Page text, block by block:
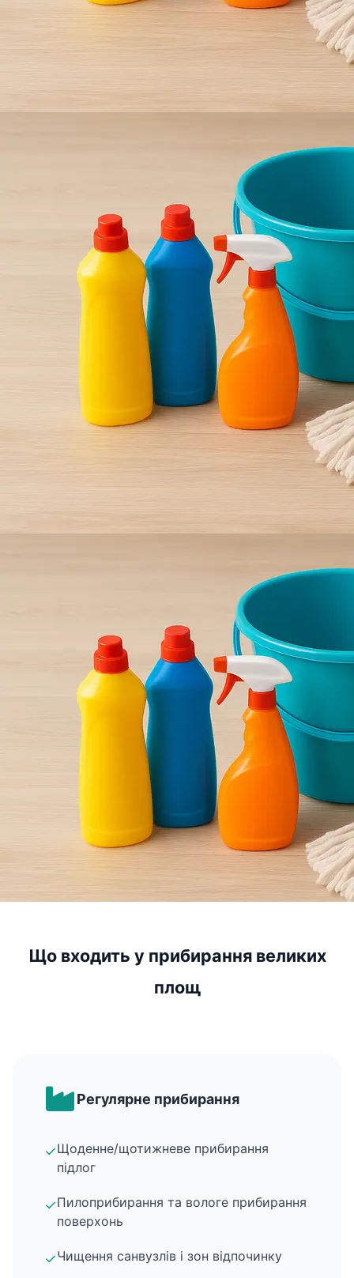
Що входить у прибирання великих
площ
Регулярне прибирання
✓Щоденне/щотижневе прибирання
підлог
✓Пилоприбирання та вологе прибирання
поверхонь
✓Чищення санвузлів і зон відпочинку